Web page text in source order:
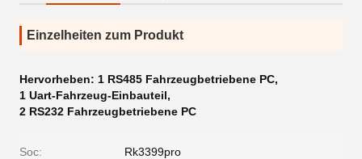
Einzelheiten zum Produkt
Hervorheben: 1 RS485 Fahrzeugbetriebene PC,
1 Uart-Fahrzeug-Einbauteil,
2 RS232 Fahrzeugbetriebene PC
Soc: Rk3399pro